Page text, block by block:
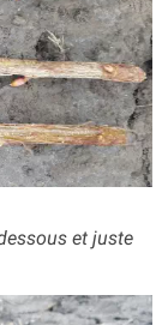
et juste